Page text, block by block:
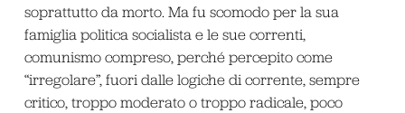
soprattutto da morto. Ma fu scomodo per la sua
famiglia politica socialista e le sue correnti,
comunismo compreso, perché percepito come
“irregolare”, fuori dalle logiche di corrente, sempre
critico, troppo moderato o troppo radicale, poco